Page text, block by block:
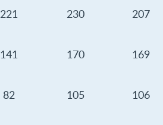
221 230 207
141 170 169
82 105 106